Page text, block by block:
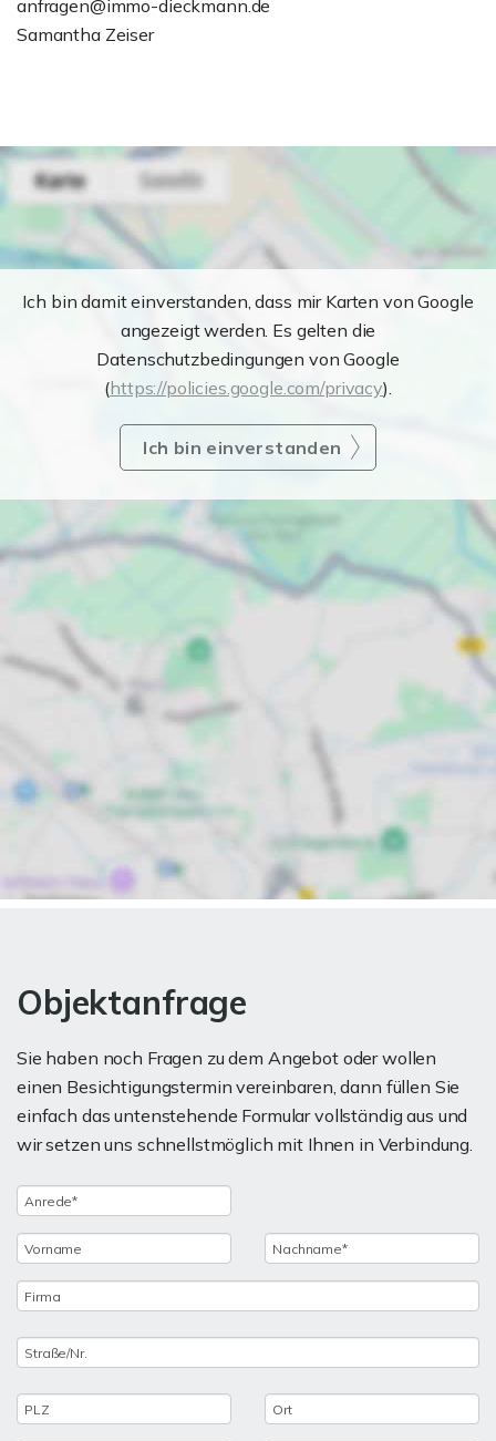
anfragen@immo-dieckmann.de
Samantha Zeiser
Ich bin damit einverstanden, dass mir Karten von Google
angezeigt werden. Es gelten die
Datenschutzbedingungen von Google
(https://policies.google.com/privacy).
Ich bin einverstanden
Objektanfrage
Sie haben noch Fragen zu dem Angebot oder wollen
einen Besichtigungstermin vereinbaren, dann füllen Sie
einfach das untenstehende Formular vollständig aus und
wir setzen uns schnellstmöglich mit Ihnen in Verbindung.